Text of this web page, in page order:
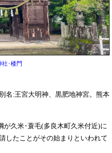
社･楼門
名:王宮大明神、黒肥地神宮。熊本
久米･蓑毛(多良木町久米付近)に
したことがその始まりといわれて